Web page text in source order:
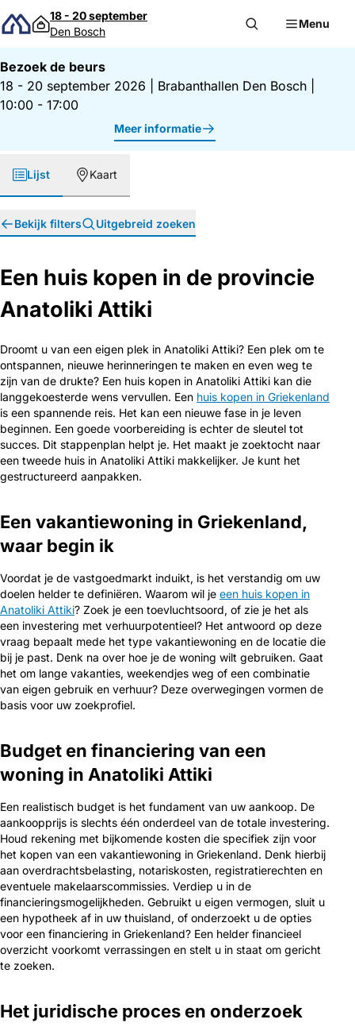
Direct naar inhoud
18 - 20 september
Den Bosch
Menu
Bezoek de beurs
18 - 20 september 2026
Brabanthallen Den Bosch
10:00 - 17:00
Meer informatie
Lijst Kaart
Bekijk filters Uitgebreid zoeken
Een huis kopen in de provincie
Anatoliki Attiki
Droomt u van een eigen plek in Anatoliki Attiki? Een plek om te
ontspannen, nieuwe herinneringen te maken en even weg te
zijn van de drukte? Een huis kopen in Anatoliki Attiki kan die
langgekoesterde wens vervullen. Een huis kopen in Griekenland
is een spannende reis. Het kan een nieuwe fase in je leven
beginnen. Een goede voorbereiding is echter de sleutel tot
succes. Dit stappenplan helpt je. Het maakt je zoektocht naar
een tweede huis in Anatoliki Attiki makkelijker. Je kunt het
gestructureerd aanpakken.
Een vakantiewoning in Griekenland,
waar begin ik
Voordat je de vastgoedmarkt induikt, is het verstandig om uw
doelen helder te definiëren. Waarom wil je een huis kopen in
Anatoliki Attiki? Zoek je een toevluchtsoord, of zie je het als
een investering met verhuurpotentieel? Het antwoord op deze
vraag bepaalt mede het type vakantiewoning en de locatie die
bij je past. Denk na over hoe je de woning wilt gebruiken. Gaat
het om lange vakanties, weekendjes weg of een combinatie
van eigen gebruik en verhuur? Deze overwegingen vormen de
basis voor uw zoekprofiel.
Budget en financiering van een
woning in Anatoliki Attiki
Een realistisch budget is het fundament van uw aankoop. De
aankoopprijs is slechts één onderdeel van de totale investering.
Houd rekening met bijkomende kosten die specifiek zijn voor
het kopen van een vakantiewoning in Griekenland. Denk hierbij
aan overdrachtsbelasting, notariskosten, registratierechten en
eventuele makelaarscommissies. Verdiep u in de
financieringsmogelijkheden. Gebruikt u eigen vermogen, sluit u
een hypotheek af in uw thuisland, of onderzoekt u de opties
voor een financiering in Griekenland? Een helder financieel
overzicht voorkomt verrassingen en stelt u in staat om gericht
te zoeken.
Het juridische proces en onderzoek